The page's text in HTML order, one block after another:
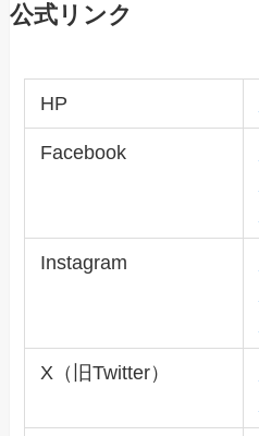
公式リンク
HP
Facebook
Instagram
X（旧Twitter）